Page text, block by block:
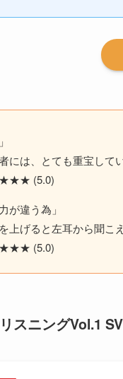
には、とても重宝してい
(5.0)
が違う為」
上げると左耳から聞こ
(5.0)
スニングVol.1